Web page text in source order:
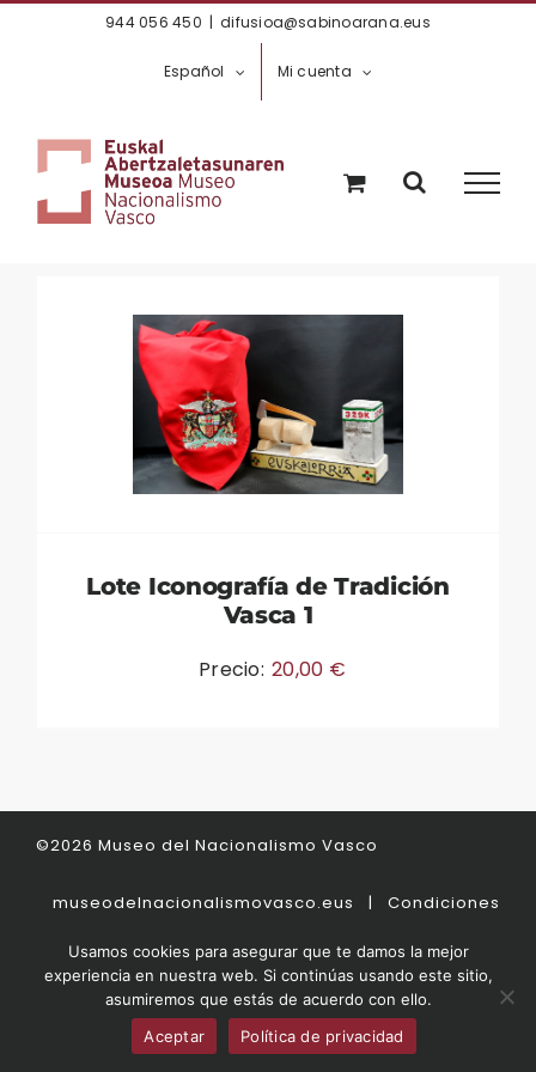
944 056 450 | difusioa@sabinoarana.eus
Español Mi cuenta
Lote Iconografía de Tradición
Vasca 1
Precio: 20,00 €
©2026 Museo del Nacionalismo Vasco
museodelnacionalismovasco.eus |
Condiciones
Usamos cookies para asegurar que te damos la mejor
experiencia en nuestra web. Si continúas usando este sitio,
asumiremos que estás de acuerdo con ello.
Aceptar
Política de privacidad